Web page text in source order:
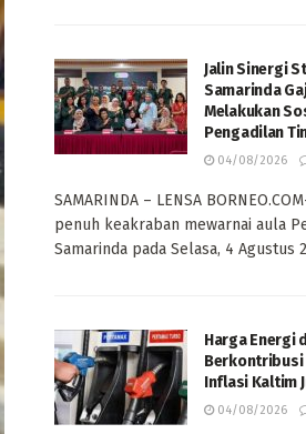
Jalin Sinergi
Samarinda
Melakukan
Pengadilan
04/08/2026
SAMARINDA – LENSA
penuh keakraban mewarnai aula
Samarinda pada Selasa, 4 Agustus
Harga Energi
Berkontribusi
Inflasi Kaltim
04/08/2026